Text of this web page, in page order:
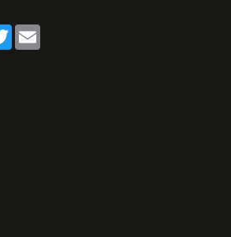
Twitter